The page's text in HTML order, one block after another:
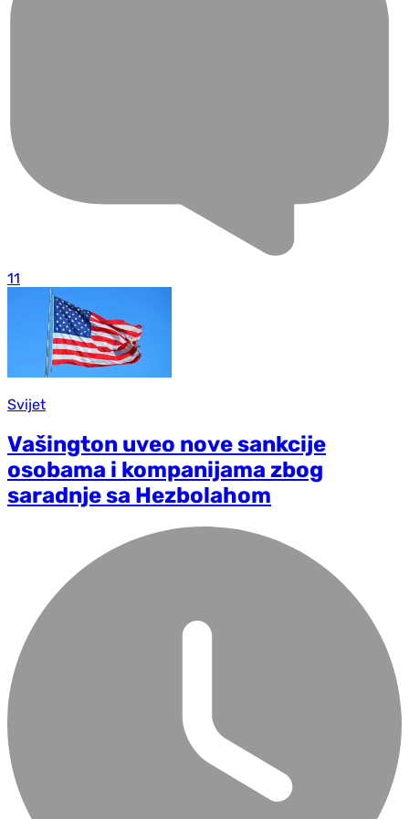
11
Svijet
Vašington uveo nove sankcije
osobama i kompanijama zbog
saradnje sa Hezbolahom